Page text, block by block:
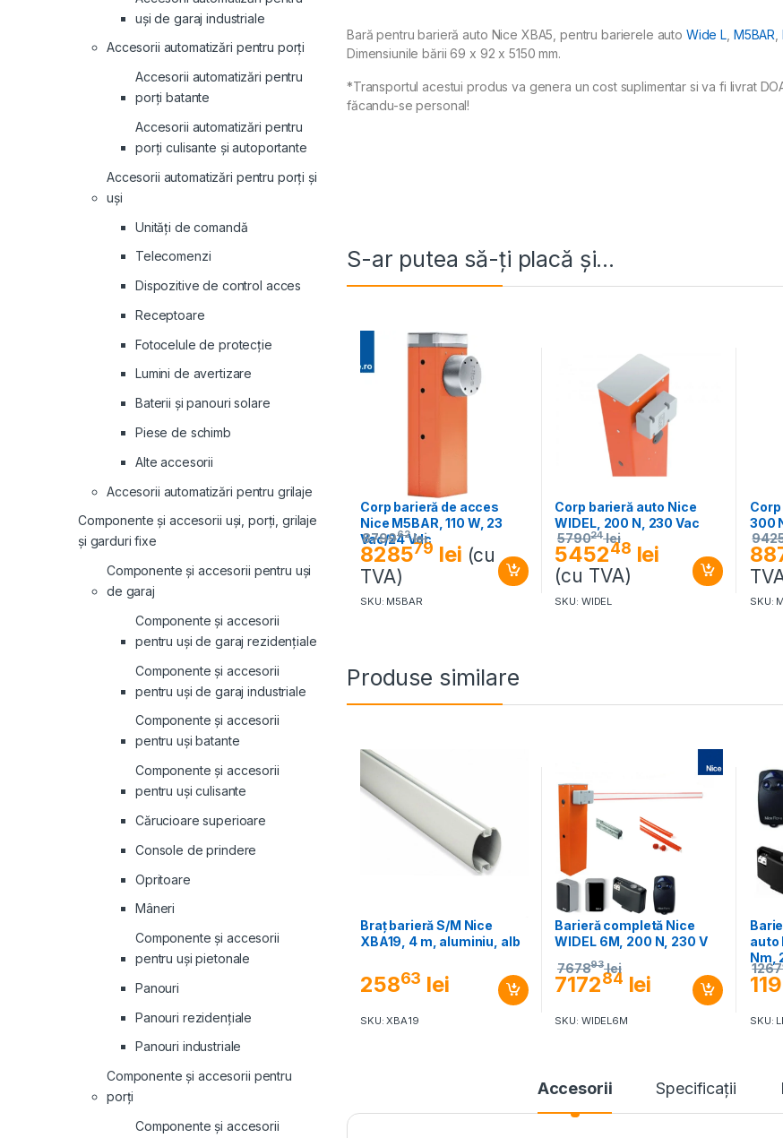
Bară pentru barieră auto Nice XBA5, pentru barierele auto Wide L M5BAR
Dimensiunile bării 69 x 92 x 5150 mm.
*Transportul acestui produs va genera un cost suplimentar si va fi livrat
făcandu-se personal!
S-ar putea să-ți placă și…
Corp barieră de acces
Nice M5BAR, 110 W, 23
Vac/24 Vdc
828579 lei
879962 lei
(cu
TVA)
SKU: M5BAR
Corp barieră auto Nice
WIDEL, 200 N, 230 Vac
545248 lei
579024 lei
(cu TVA)
SKU: WIDEL
Corp
300
SKU:
Produse similare
Braț barieră S/M Nice
XBA19, 4 m, aluminiu, alb
25863 lei
SKU: XBA19
Barieră completă Nice
WIDEL 6M, 200 N, 230 V
717284 lei
767893 lei
SKU: WIDEL6M
auto
Nm,
SKU:
Accesorii Specificaţii
uși de garaj industriale
Accesorii automatizări pentru porți
Accesorii automatizări pentru
porți batante
Accesorii automatizări pentru
porți culisante și autoportante
Accesorii automatizări pentru porți și
uși
Unități de comandă
Telecomenzi
Dispozitive de control acces
Receptoare
Fotocelule de protecție
Lumini de avertizare
Baterii și panouri solare
Piese de schimb
Alte accesorii
Accesorii automatizări pentru grilaje
Componente și accesorii uși, porți, grilaje
și garduri fixe
Componente și accesorii pentru uși
de garaj
Componente și accesorii
pentru uși de garaj rezidențiale
Componente și accesorii
pentru uși de garaj industriale
Componente și accesorii
pentru uși batante
Componente și accesorii
pentru uși culisante
Cărucioare superioare
Console de prindere
Opritoare
Mâneri
Componente și accesorii
pentru uși pietonale
Panouri
Panouri rezidenţiale
Panouri industriale
Componente și accesorii pentru
porți
Componente și accesorii